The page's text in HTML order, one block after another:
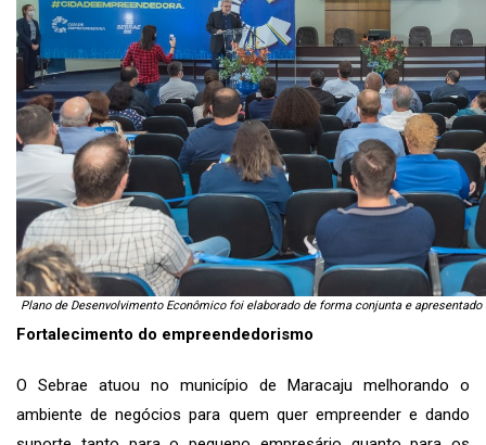
Plano de Desenvolvimento Econômico foi elaborado de forma conjunta e apresentado
Fortalecimento do empreendedorismo
O Sebrae atuou no município de Maracaju melhorando o
ambiente de negócios para quem quer empreender e dando